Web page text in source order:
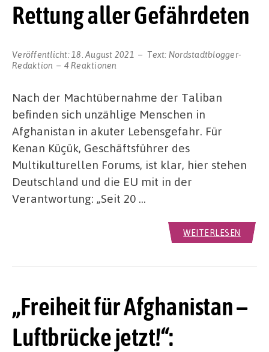
Rettung aller Gefährdeten
Veröffentlicht: 18. August 2021 Text: Nordstadtblogger-
Redaktion
4 Reaktionen
Nach der Machtübernahme der Taliban
befinden sich unzählige Menschen in
Afghanistan in akuter Lebensgefahr. Für
Kenan Küçük, Geschäftsführer des
Multikulturellen Forums, ist klar, hier stehen
Deutschland und die EU mit in der
Verantwortung: „Seit 20 …
WEITERLESEN
„Freiheit für Afghanistan –
Luftbrücke jetzt!“: